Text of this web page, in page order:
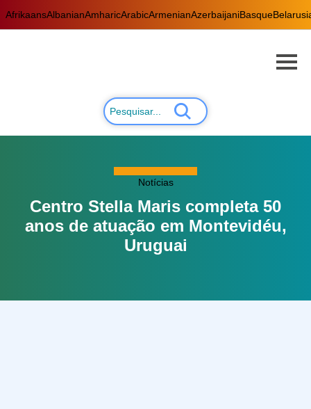
AfrikaansAlbanianAmharicArabicArmenianAzerbaijaniBasque
Notícias
Centro Stella Maris completa 50
anos de atuação em Montevidéu,
Uruguai